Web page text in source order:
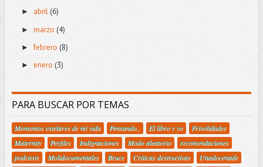
► abril (6)
► marzo (4)
►febrero (8)
► enero (3)
PARA BUSCAR POR TEMAS
Momentos estelares de mi vida Pensando.. El libro y yo
Frivolidades
Maternity
Perfiles Indignaciones Modo aleatorio
recomendaciones
podcasts
Molidocumentales Bruce Criticas destructivas
Unadocenade